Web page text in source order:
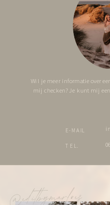
@editbymarloes
TEL.
E-MAIL
Wil je meer informatie over
mij checken? Je kunt mij